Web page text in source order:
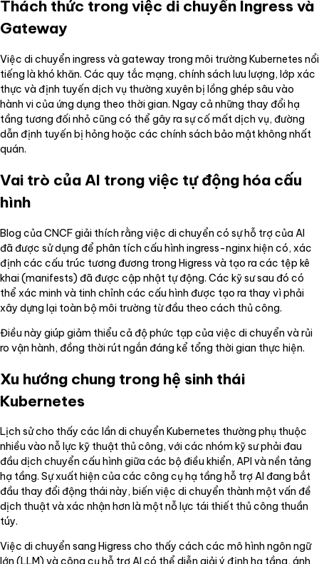
Thách thức trong việc di chuyển Ingress và
Gateway
Việc di chuyển ingress và gateway trong môi trường Kubernetes nổi
tiếng là khó khăn. Các quy tắc mạng, chính sách lưu lượng, lớp xác
thực và định tuyến dịch vụ thường xuyên bị lồng ghép sâu vào
hành vi của ứng dụng theo thời gian. Ngay cả những thay đổi hạ
tầng tương đối nhỏ cũng có thể gây ra sự cố mất dịch vụ, đường
dẫn định tuyến bị hỏng hoặc các chính sách bảo mật không nhất
quán.
Vai trò của AI trong việc tự động hóa cấu
hình
Blog của CNCF giải thích rằng việc di chuyển có sự hỗ trợ của AI
đã được sử dụng để phân tích cấu hình ingress-nginx hiện có, xác
định các cấu trúc tương đương trong Higress và tạo ra các tệp kê
khai (manifests) đã được cập nhật tự động. Các kỹ sư sau đó có
thể xác minh và tinh chỉnh các cấu hình được tạo ra thay vì phải
xây dựng lại toàn bộ môi trường từ đầu theo cách thủ công.
Điều này giúp giảm thiểu cả độ phức tạp của việc di chuyển và rủi
ro vận hành, đồng thời rút ngắn đáng kể tổng thời gian thực hiện.
Xu hướng chung trong hệ sinh thái
Kubernetes
Lịch sử cho thấy các lần di chuyển Kubernetes thường phụ thuộc
nhiều vào nỗ lực kỹ thuật thủ công, với các nhóm kỹ sư phải đau
đầu dịch chuyển cấu hình giữa các bộ điều khiển, API và nền tảng
hạ tầng. Sự xuất hiện của các công cụ hạ tầng hỗ trợ AI đang bắt
đầu thay đổi động thái này, biến việc di chuyển thành một vấn đề
dịch thuật và xác nhận hơn là một nỗ lực tái thiết thủ công thuần
túy.
Việc di chuyển sang Higress cho thấy cách các mô hình ngôn ngữ